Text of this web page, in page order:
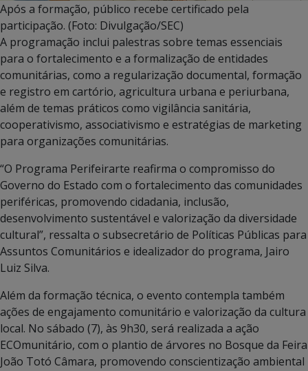
Após a formação, público recebe certificado pela
participação. (Foto: Divulgação/SEC)
A programação inclui palestras sobre temas essenciais
para o fortalecimento e a formalização de entidades
comunitárias, como a regularização documental, formação
e registro em cartório, agricultura urbana e periurbana,
além de temas práticos como vigilância sanitária,
cooperativismo, associativismo e estratégias de marketing
para organizações comunitárias.
“O Programa Perifeirarte reafirma o compromisso do
Governo do Estado com o fortalecimento das comunidades
periféricas, promovendo cidadania, inclusão,
desenvolvimento sustentável e valorização da diversidade
cultural”, ressalta o subsecretário de Políticas Públicas para
Assuntos Comunitários e idealizador do programa, Jairo
Luiz Silva.
Além da formação técnica, o evento contempla também
ações de engajamento comunitário e valorização da cultura
local. No sábado (7), às 9h30, será realizada a ação
ECOmunitário, com o plantio de árvores no Bosque da Feira
João Totó Câmara, promovendo conscientização ambiental